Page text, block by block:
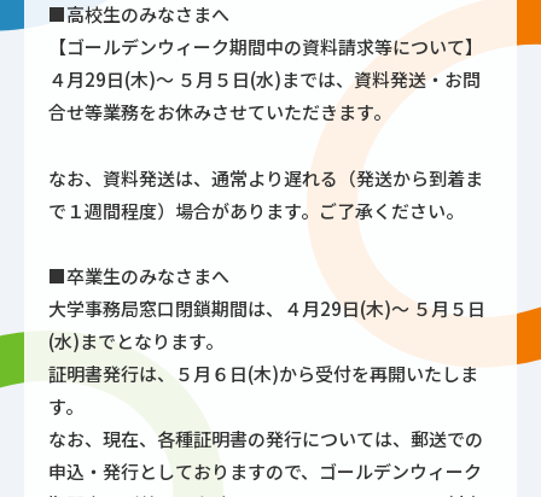
■高校生のみなさまへ
【ゴールデンウィーク期間中の資料請求等について】
４月29日(木)～ ５月５日(水)までは、資料発送・お問
合せ等業務をお休みさせていただきます。
なお、資料発送は、通常より遅れる（発送から到着ま
で１週間程度）場合があります。ご了承ください。
■卒業生のみなさまへ
大学事務局窓口閉鎖期間は、４月29日(木)～ ５月５日
(水)までとなります。
証明書発行は、５月６日(木)から受付を再開いたしま
す。
なお、現在、各種証明書の発行については、郵送での
申込・発行としておりますので、ゴールデンウィーク